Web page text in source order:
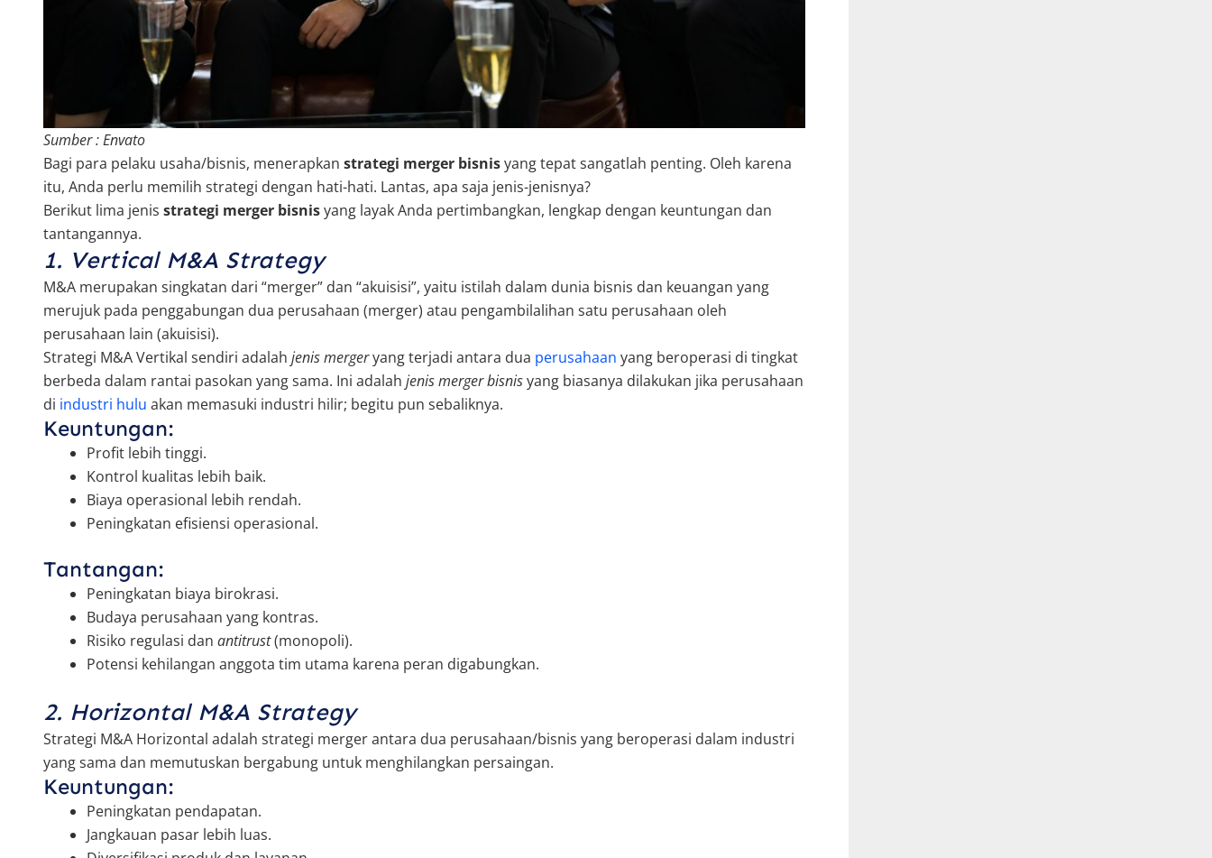
Sumber : Envato
Bagi para pelaku usaha/bisnis, menerapkan strategi merger bisnisyang tepat sangatlah penting. Oleh karena
itu, Anda perlu memilih strategi dengan hati-hati. Lantas, apa saja jenis-jenisnya?
Berikut lima jenis strategi merger bisnisyang layak Anda pertimbangkan, lengkap dengan keuntungan dan
tantangannya.
1. Vertical M&A Strategy
M&A merupakan singkatan dari “merger” dan “akuisisi”, yaitu istilah dalam dunia bisnis dan keuangan yang
merujuk pada penggabungan dua perusahaan (merger) atau pengambilalihan satu perusahaan oleh
perusahaan lain (akuisisi).
Strategi M&A Vertikal sendiri adalah jenis mergeryang terjadi antara dua perusahaan yang beroperasi di tingkat
berbeda dalam rantai pasokan yang sama. Ini adalah jenis merger bisnisyang biasanya dilakukan jika perusahaan
di industri hulu akan memasuki industri hilir; begitu pun sebaliknya.
Keuntungan:
Profit lebih tinggi.
Kontrol kualitas lebih baik.
Biaya operasional lebih rendah.
Peningkatan efisiensi operasional.
Tantangan:
Peningkatan biaya birokrasi.
Budaya perusahaan yang kontras.
Risiko regulasi dan antitrust(monopoli).
Potensi kehilangan anggota tim utama karena peran digabungkan.
2. Horizontal M&A Strategy
Strategi M&A Horizontal adalah strategi merger antara dua perusahaan/bisnis yang beroperasi dalam industri
yang sama dan memutuskan bergabung untuk menghilangkan persaingan.
Keuntungan:
Peningkatan pendapatan.
Jangkauan pasar lebih luas.